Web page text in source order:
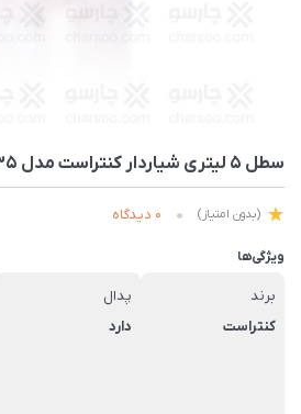
سطل 5 لیتری شیاردار کنتراست مدل 035
(بدون امتیاز) 0 دیدگاه
ویژگی‌ها
برند
کنتراست
پدال
دارد